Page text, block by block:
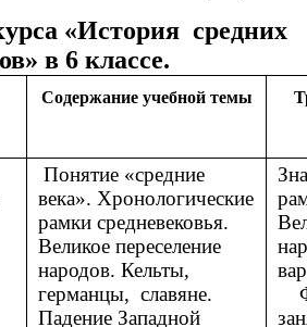
«История средних
в 6 классе.
Содержание учебной темы
Понятие «средние
века». Хронологические
рамки средневековья.
Великое переселение
народов. Кельты,
германцы, славяне.
Падение Западной